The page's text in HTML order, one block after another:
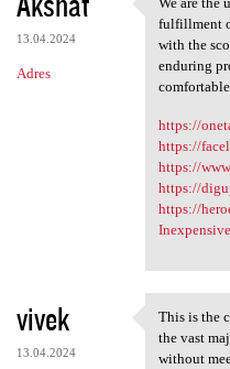
13.04.2024
Adres
We are
fulfillment
with the
enduring
https://
https://
https://
https://
https://
vivek
13.04.2024
This is
This is the
the vast
without